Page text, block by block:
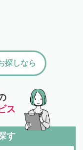
ス
探しなら
す